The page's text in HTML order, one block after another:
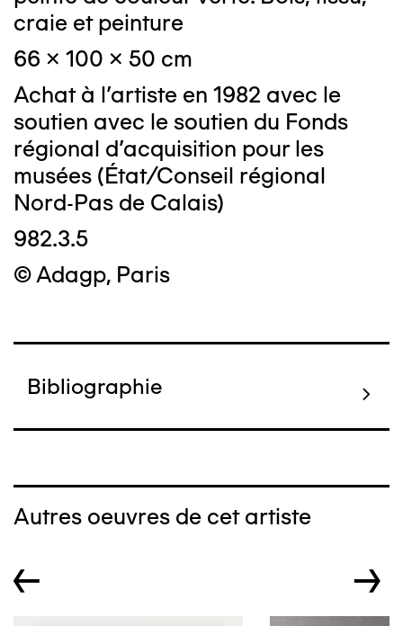
craie et peinture
66 x 100 x 50 cm
Achat à l'artiste en 1982 avec le
soutien avec le soutien du Fonds
régional d'acquisition pour les
musées (État/Conseil régional
Nord-Pas de Calais)
982.3.5
© Adagp, Paris
Bibliographie
Autres oeuvres de cet artiste
← →